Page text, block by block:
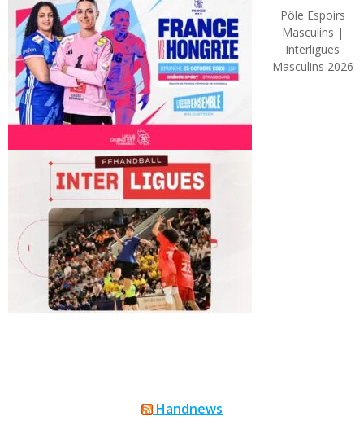
Pôle Espoirs
Masculins |
Interligues
Masculins 2026
Handnews